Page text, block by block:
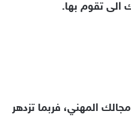
الى تقوم بها.
المهني، فربما تزدهر